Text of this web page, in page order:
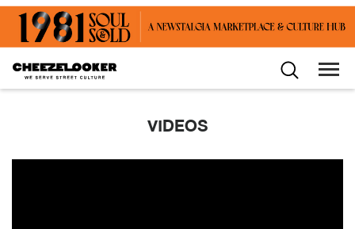
VIDEOS